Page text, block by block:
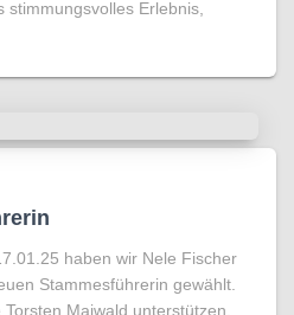
Erlebnis,
haben wir Nele Fischer
Stammesführerin gewählt.
Maiwald unterstützen.